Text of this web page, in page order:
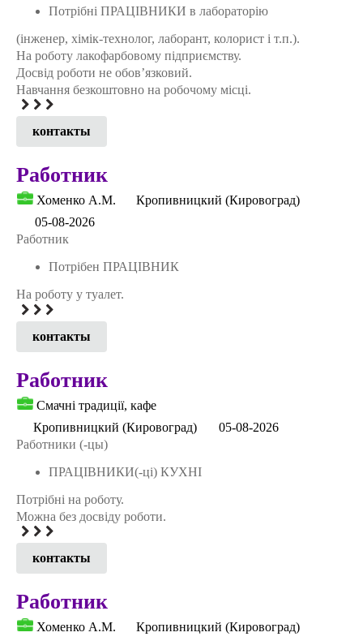
Потрібні ПРАЦІВНИКИ в лабораторію
(інженер, хімік-технолог, лаборант, колорист і т.п.).
На роботу лакофарбовому підприємству.
Досвід роботи не обов’язковий.
Навчання безкоштовно на робочому місці.
контакты
Работник
Хоменко А.М.
Кропивницкий (Кировоград)
05-08-2026
Работник
Потрібен ПРАЦІВНИК
На роботу у туалет.
контакты
Работник
Смачні традиції, кафе
Кропивницкий (Кировоград)
05-08-2026
Работники (-цы)
ПРАЦІВНИКИ(-ці) КУХНІ
Потрібні на роботу.
Можна без досвіду роботи.
контакты
Работник
Хоменко А.М. Кропивницкий (Кировоград)